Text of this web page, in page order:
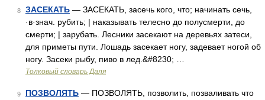
8 ЗАСЕКАТЬ — ЗАСЕКАТЬ, засечь кого, что; начинать сечь,
·в·знач. рубить; | наказывать телесно до полусмерти, до
смерти; | зарубать. Лесники засекают на деревьях затеси,
для приметы пути. Лошадь засекает ногу, задевает ногой об
ногу. Засеки рыбу, пиво в лед.&#8230; …
Толковый словарь Даля
9 ПОЗВОЛЯТЬ — ПОЗВОЛЯТЬ, позволить, позваливать что